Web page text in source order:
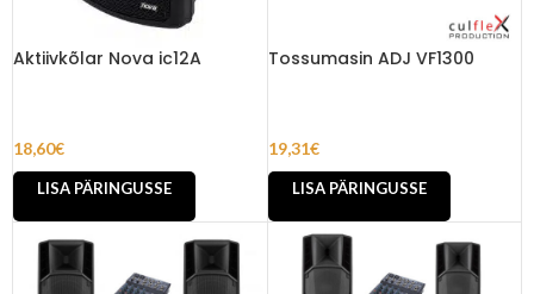
Aktiivkõlar Nova ic12A
18,60€
LISA PÄRINGUSSE
Tossumasin ADJ VF1300
19,31€
LISA PÄRINGUSSE